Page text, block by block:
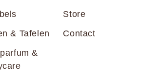
& Tafelen
&
Store
Contact